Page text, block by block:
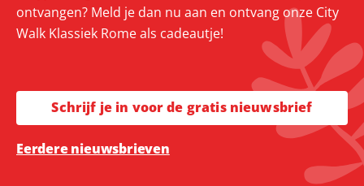
ontvangen? Meld je dan nu aan en ontvang onze City
Walk Klassiek Rome als cadeautje!
Schrijf je in voor de gratis nieuwsbrief
Eerdere nieuwsbrieven